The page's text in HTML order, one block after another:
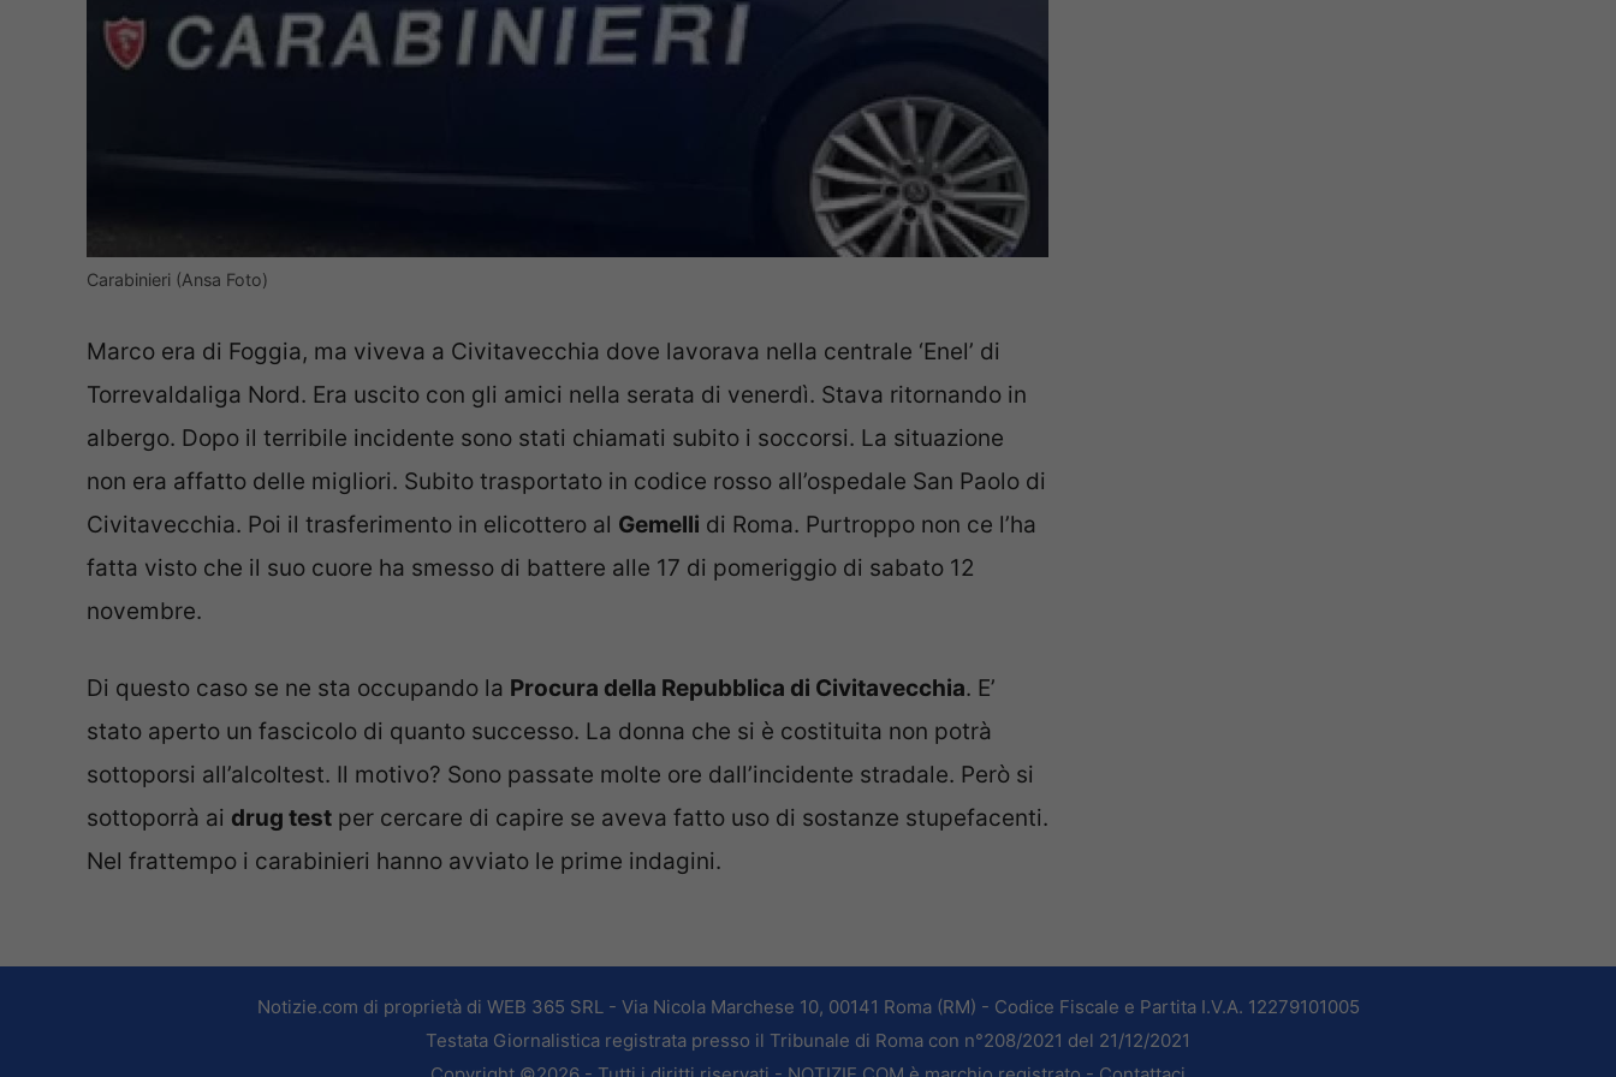
Carabinieri (Ansa Foto)
Marco era di Foggia, ma viveva a Civitavecchia dove lavorava nella centrale ‘Enel’ di
Torrevaldaliga Nord. Era uscito con gli amici nella serata di venerdì. Stava ritornando in
albergo. Dopo il terribile incidente sono stati chiamati subito i soccorsi. La situazione
non era affatto delle migliori. Subito trasportato in codice rosso all’ospedale San Paolo di
Civitavecchia. Poi il trasferimento in elicottero al Gemelli di Roma. Purtroppo non ce l’ha
fatta visto che il suo cuore ha smesso di battere alle 17 di pomeriggio di sabato 12
novembre.
Di questo caso se ne sta occupando la Procura della Repubblica di Civitavecchia. E’
stato aperto un fascicolo di quanto successo. La donna che si è costituita non potrà
sottoporsi all’alcoltest. Il motivo? Sono passate molte ore dall’incidente stradale. Però si
sottoporrà ai drug test per cercare di capire se aveva fatto uso di sostanze stupefacenti.
Nel frattempo i carabinieri hanno avviato le prime indagini.
Notizie.com di proprietà di WEB 365 SRL - Via Nicola Marchese 10, 00141 Roma (RM) - Codice Fiscale e Partita I.V.A. 12279101005
Testata Giornalistica registrata presso il Tribunale di Roma con n°208/2021 del 21/12/2021